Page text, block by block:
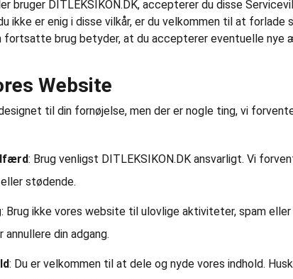
bruger DITLEKSIKON.DK, accepterer du disse
ikke er enig i disse vilkår, er du velkommen til at
fortsatte brug betyder, at du accepterer eventuelle nye
Website
til din fornøjelse, men der er nogle ting, vi
: Brug venligst DITLEKSIKON.DK ansvarligt. Vi
stødende.
: Brug ikke vores website til ulovlige aktiviteter, spam
din adgang.
: Du er velkommen til at dele og nyde vores indhold.